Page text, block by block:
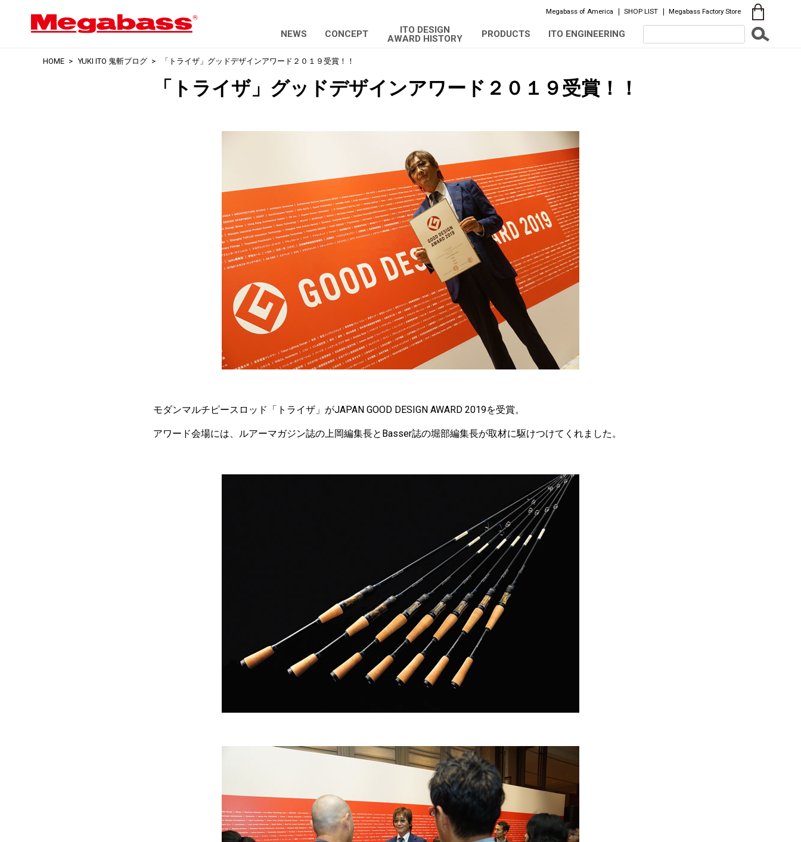
Megabass of America SHOP LIST Megabass Factory Store
NEWS CONCEPT
ITO DESIGN
AWARD HISTORY
PRODUCTS ITO ENGINEERING
HOME YUKI ITO 鬼斬ブログ 「トライザ」グッドデザインアワード２０１９受賞！！
「トライザ」グッドデザインアワード２０１９受賞！！
モダンマルチピースロッド「トライザ」がJAPAN GOOD DESIGN AWARD 2019を受賞。
アワード会場には、ルアーマガジン誌の上岡編集長とBasser誌の堀部編集長が取材に駆けつけてくれました。